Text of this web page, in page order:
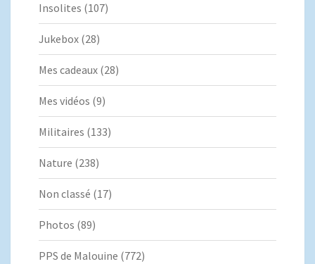
Insolites (107)
Jukebox (28)
Mes cadeaux (28)
Mes vidéos (9)
Militaires (133)
Nature (238)
Non classé (17)
Photos (89)
PPS de Malouine (772)